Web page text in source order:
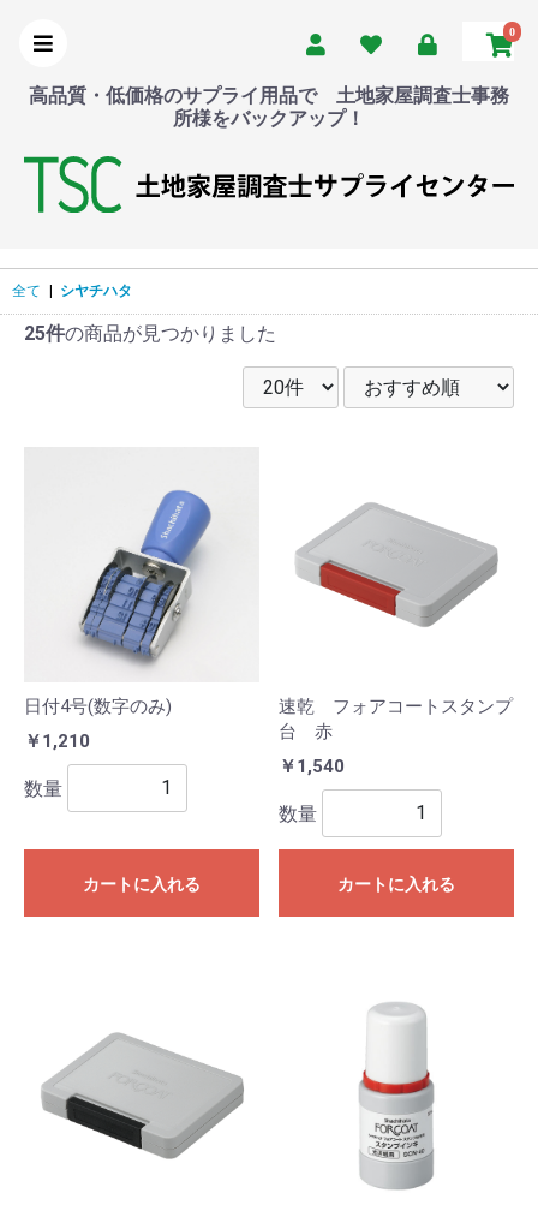
0
高品質・低価格のサプライ用品で 土地家屋調査士事務
所様をバックアップ！
全て | シヤチハタ
25件の商品が見つかりました
日付4号(数字のみ)
￥1,210
数量
カートに入れる
速乾 フォアコートスタンプ
台 赤
￥1,540
数量
カートに入れる